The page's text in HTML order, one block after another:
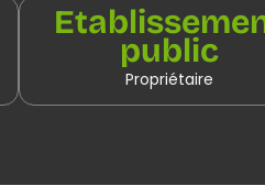
public
Propriétaire